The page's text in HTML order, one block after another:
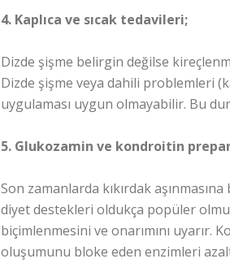
4. Kaplıca ve sıcak tedavileri;
Dizde şişme belirgin değilse
Dizde şişme veya dahili problemleri
uygulaması uygun olmayabilir. Bu
5. Glukozamin ve kondroitin
Son zamanlarda kıkırdak
diyet destekleri oldukça popüler
biçimlenmesini ve onarımını uyarır.
oluşumunu bloke eden enzimleri